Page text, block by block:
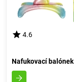
4.6